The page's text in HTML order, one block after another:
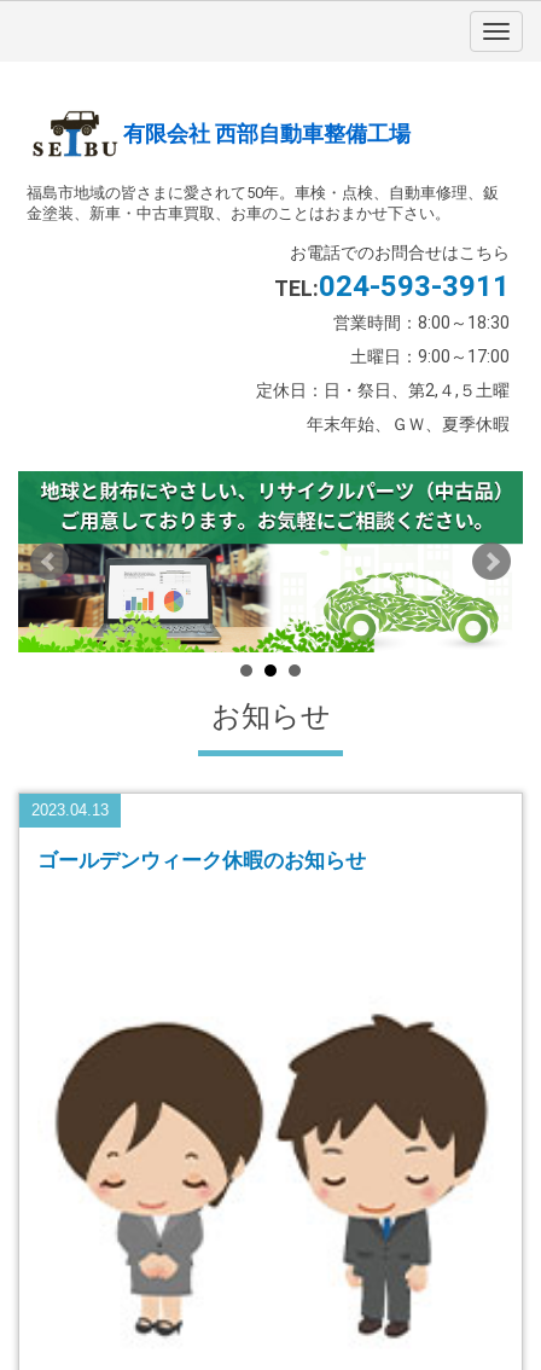
有限会社 西部自動車整備工場
福島市地域の皆さまに愛されて50年。車検・点検、自動車修理、鈑
金塗装、新車・中古車買取、お車のことはおまかせ下さい。
お電話でのお問合せはこちら
TEL:024-593-3911
営業時間：8:00～18:30
土曜日：9:00～17:00
定休日：日・祭日、第2,４,５土曜
年末年始、ＧＷ、夏季休暇
お知らせ
2023.04.13
ゴールデンウィーク休暇のお知らせ